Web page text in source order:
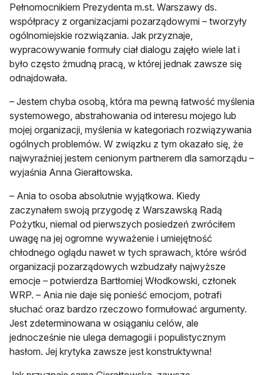
Pełnomocnikiem Prezydenta m.st. Warszawy ds.
współpracy z organizacjami pozarządowymi – tworzyły
ogólnomiejskie rozwiązania. Jak przyznaje,
wypracowywanie formuły ciał dialogu zajęło wiele lat i
było często żmudną pracą, w której jednak zawsze się
odnajdowała.
– Jestem chyba osobą, która ma pewną łatwość myślenia
systemowego, abstrahowania od interesu mojego lub
mojej organizacji, myślenia w kategoriach rozwiązywania
ogólnych problemów. W związku z tym okazało się, że
najwyraźniej jestem cenionym partnerem dla samorządu –
wyjaśnia Anna Gierałtowska.
– Ania to osoba absolutnie wyjątkowa. Kiedy
zaczynałem swoją przygodę z Warszawską Radą
Pożytku, niemal od pierwszych posiedzeń zwróciłem
uwagę na jej ogromne wyważenie i umiejętność
chłodnego oglądu nawet w tych sprawach, które wśród
organizacji pozarządowych wzbudzały najwyższe
emocje – potwierdza Bartłomiej Włodkowski, członek
WRP. – Ania nie daje się ponieść emocjom, potrafi
słuchać oraz bardzo rzeczowo formułować argumenty.
Jest zdeterminowana w osiąganiu celów, ale
jednocześnie nie ulega demagogii i populistycznym
hasłom. Jej krytyka zawsze jest konstruktywna!